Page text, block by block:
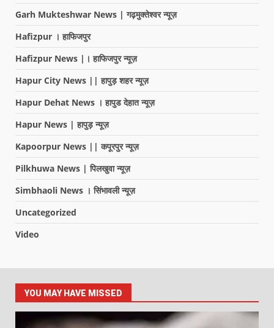
Garh Mukteshwar News | गढ़मुक्तेश्वर न्यूज़
Hafizpur । हाफिजपुर
Hafizpur News |। हाफिजपुर न्यूज़
Hapur City News || हापुड़ शहर न्यूज़
Hapur Dehat News । हापुड देहात न्यूज़
Hapur News | हापुड़ न्यूज़
Kapoorpur News || कपूरपुर न्यूज़
Pilkhuwa News | पिलखुवा न्यूज़
Simbhaoli News । सिंभावली न्यूज़
Uncategorized
Video
YOU MAY HAVE MISSED